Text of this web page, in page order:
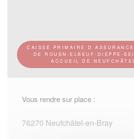
CAISSE PRIMAIRE D
DE ROUEN-ELBEUF-DIEPPE-
ACCUEIL DE
Vous rendre sur place :
76270 Neufchâtel-en-Bray